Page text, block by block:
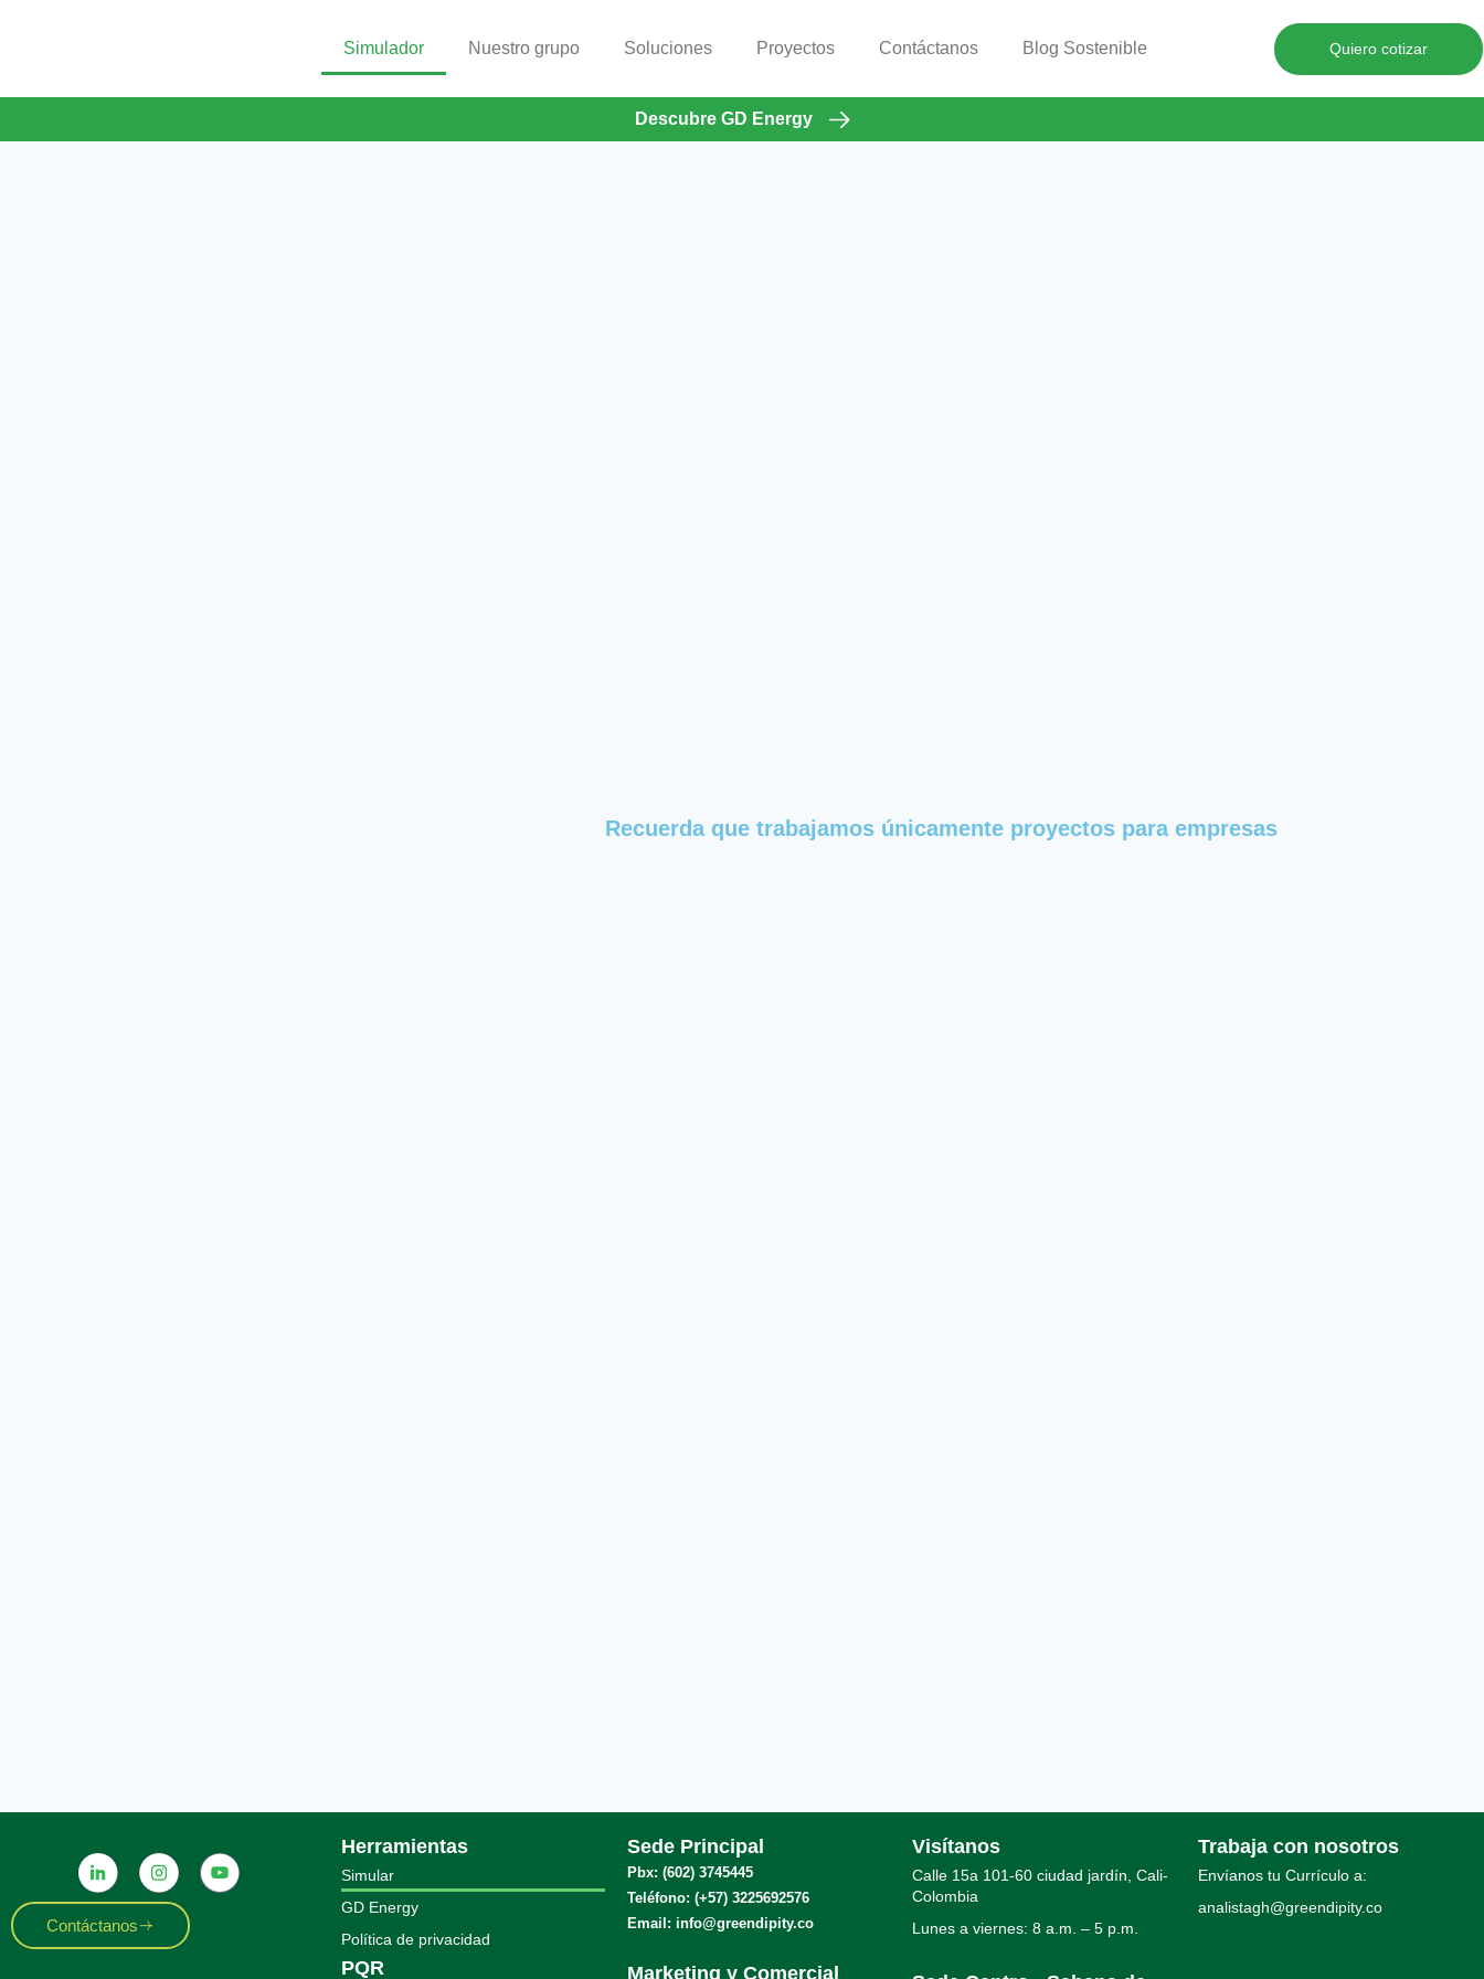
Simulador Nuestro grupo Soluciones Proyectos Contáctanos Blog Sostenible Quiero cotizar
Descubre GD Energy
Recuerda que trabajamos únicamente proyectos para empresas
Contáctanos
Herramientas
Simular
GD Energy
Política de privacidad
PQR
Sede Principal
Pbx: (602) 3745445
Teléfono: (+57) 3225692576
Email: info@greendipity.co
Marketing y Comercial
Visítanos
Calle 15a 101-60 ciudad jardín, Cali-
Colombia
Lunes a viernes: 8 a.m. – 5 p.m.
Trabaja con nosotros
Envíanos tu Currículo a:
analistagh@greendipity.co